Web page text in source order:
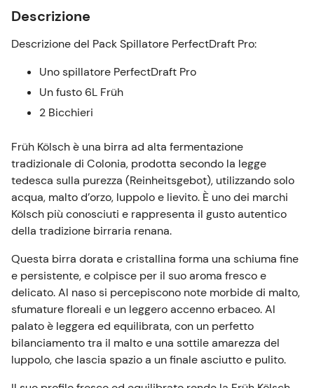
Descrizione
Descrizione del Pack Spillatore PerfectDraft Pro:
Uno spillatore PerfectDraft Pro
Un fusto 6L Früh
2 Bicchieri
Früh Kölsch è una birra ad alta fermentazione
tradizionale di Colonia, prodotta secondo la legge
tedesca sulla purezza (Reinheitsgebot), utilizzando solo
acqua, malto d’orzo, luppolo e lievito. È uno dei marchi
Kölsch più conosciuti e rappresenta il gusto autentico
della tradizione birraria renana.
Questa birra dorata e cristallina forma una schiuma fine
e persistente, e colpisce per il suo aroma fresco e
delicato. Al naso si percepiscono note morbide di malto,
sfumature floreali e un leggero accenno erbaceo. Al
palato è leggera ed equilibrata, con un perfetto
bilanciamento tra il malto e una sottile amarezza del
luppolo, che lascia spazio a un finale asciutto e pulito.